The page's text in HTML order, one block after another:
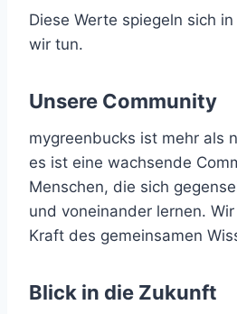
Diese Werte spiegeln sich
wir tun.
Unsere Community
mygreenbucks ist mehr als
es ist eine wachsende
Menschen, die sich
und voneinander lernen.
Kraft des gemeinsamen
Blick in die Zukunft